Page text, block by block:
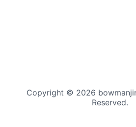
Copyright © 2026
Reserved.